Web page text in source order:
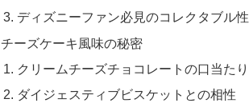
ディズニーファン必見のコレクタブル性
チーズケーキ風味の秘密
クリームチーズチョコレートの口当たり
ダイジェスティブビスケットとの相性